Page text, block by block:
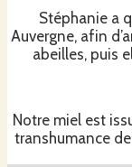
Stéphanie a
Auvergne, afin
abeilles, puis
Notre miel est
transhumance